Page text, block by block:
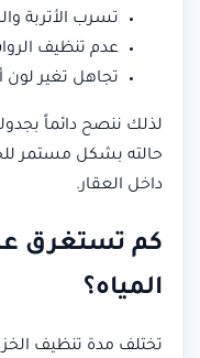
تسرب الأتربة
عدم تنظيف
تجاهل تغير لون
لذلك ننصح دائماً
حالته بشكل مستمر
داخل العقار.
كم تستغرق
المياه؟
تختلف مدة تنظيف